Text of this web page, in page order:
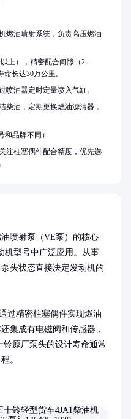
喷射泵（VE泵）的核心
机型号中广泛应用。从事
头状态直接决定发动机的
过精密柱塞偶件实现燃油
集成有电磁阀和传感器，
铃原厂泵头的设计寿命通常
。
燃油喷射系统，负责高压燃油
上），精密配合间隙（2-
长达30万公里。
喷油器定时定量喷入气缸。
柴油，定期更换燃油滤清器，
和品牌不同）
注柱塞偶件配合精度，优先选